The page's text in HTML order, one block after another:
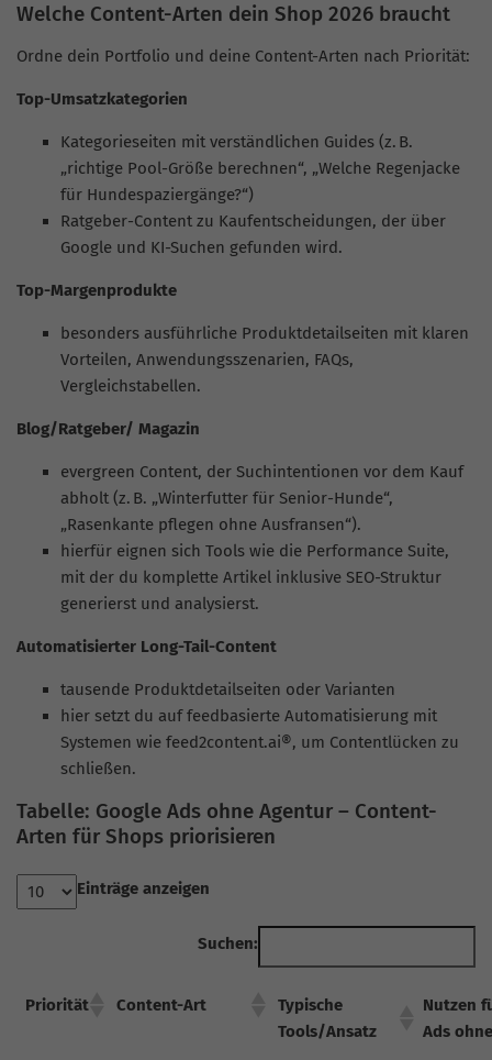
Welche Content-Arten dein Shop 2026 braucht
Ordne dein Portfolio und deine Content-Arten nach Priorität:
Top-Umsatzkategorien
Kategorieseiten mit verständlichen Guides (z. B.
„richtige Pool-Größe berechnen“, „Welche Regenjacke
für Hundespaziergänge?“)
Ratgeber-Content zu Kaufentscheidungen, der über
Google und KI-Suchen gefunden wird.
Top-Margenprodukte
besonders ausführliche Produktdetailseiten mit klaren
Vorteilen, Anwendungsszenarien, FAQs,
Vergleichstabellen.
Blog/Ratgeber/ Magazin
evergreen Content, der Suchintentionen vor dem Kauf
abholt (z. B. „Winterfutter für Senior-Hunde“,
„Rasenkante pflegen ohne Ausfransen“).
hierfür eignen sich Tools wie die Performance Suite,
mit der du komplette Artikel inklusive SEO-Struktur
generierst und analysierst.
Automatisierter Long-Tail-Content
tausende Produktdetailseiten oder Varianten
hier setzt du auf feedbasierte Automatisierung mit
Systemen wie feed2content.ai®, um Contentlücken zu
schließen.
Tabelle: Google Ads ohne Agentur – Content-
Arten für Shops priorisieren
Einträge anzeigen
Suchen:
Priorität Content-Art
Typische
Tools/Ansatz
Nutzen
Ads